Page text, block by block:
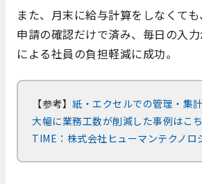
また、月末に給与計算をしなくて
申請の確認だけで済み、毎日の入
による社員の負担軽減に成功。
【参考】 紙・エクセルでの管理・集
大幅に業務工数が削減した事例はこ
TIME：株式会社ヒューマンテクノロ